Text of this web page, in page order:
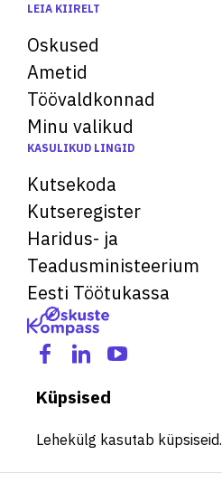
LEIA KIIRELT
Oskused
Ametid
Töövaldkonnad
Minu valikud
KASULIKUD LINGID
Kutsekoda
Kutseregister
Haridus- ja
Teadusministeerium
Eesti Töötukassa
Küpsised
Lehekülg kasutab küpsiseid.